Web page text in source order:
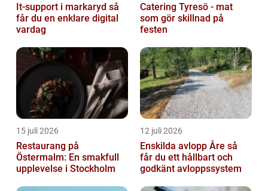
It-support i markaryd så
får du en enklare digital
vardag
Catering Tyresö - mat
som gör skillnad på
festen
15 juli 2026
Restaurang på
Östermalm: En smakfull
upplevelse i Stockholm
12 juli 2026
Enskilda avlopp Åre så
får du ett hållbart och
godkänt avloppssystem